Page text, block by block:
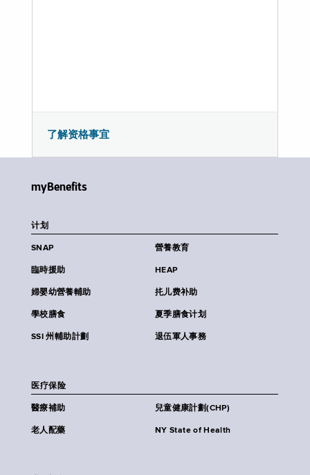
了解资格事宜
myBenefits
计划
SNAP 營養教育
臨時援助 HEAP
婦嬰幼營養輔助 扥儿费补助
學校膳食 夏季膳食计划
SSI 州輔助計劃 退伍軍人事務
医疗保险
醫療補助 兒童健康計劃(CHP)
老人配藥 NY State of Health